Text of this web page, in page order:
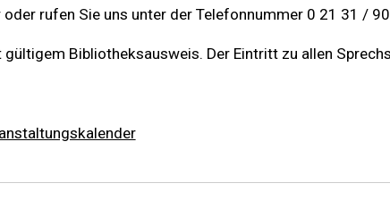
rufen Sie uns unter der Telefonnummer 0 21 31 /
gültigem Bibliotheksausweis. Der Eintritt zu allen